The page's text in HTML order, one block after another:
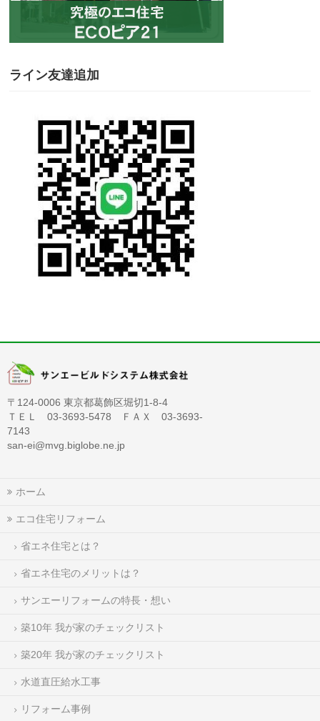
ライン友達追加
〒124-0006 東京都葛飾区堀切1-8-4
ＴＥＬ 03-3693-5478 ＦＡＸ 03-3693-
7143
san-ei@mvg.biglobe.ne.jp
ホーム
エコ住宅リフォーム
省エネ住宅とは？
省エネ住宅のメリットは？
サンエーリフォームの特長・想い
築10年 我が家のチェックリスト
築20年 我が家のチェックリスト
水道直圧給水工事
リフォーム事例